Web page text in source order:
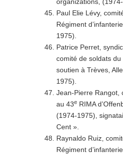
Paul Elie Lévy,
Régiment
1975).
Patrice Perret,
comité de soldats du
soutien à Trèves,
1975).
Jean-Pierre Rangot,
au 43e RIMA
(1974-1975),
Cent ».
Raynaldo Ruiz,
Régiment